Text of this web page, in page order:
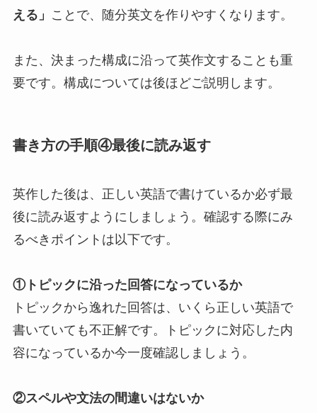
える」 ことで、随分英文を作りやすくなります。
また、決まった構成に沿って英作文することも重
要です。構成については後ほどご説明します。
書き方の手順④最後に読み返す
英作した後は、正しい英語で書けているか必ず最
後に読み返すようにしましょう。確認する際にみ
るべきポイントは以下です。
①トピックに沿った回答になっているか
トピックから逸れた回答は、いくら正しい英語で
書いていても不正解です。トピックに対応した内
容になっているか今一度確認しましょう。
②スペルや文法の間違いはないか